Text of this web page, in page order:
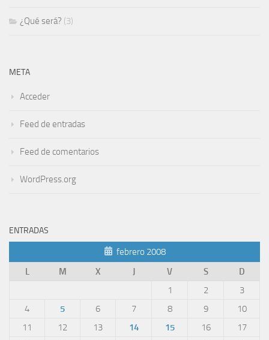
¿Qué será? (3)
META
Acceder
Feed de entradas
Feed de comentarios
WordPress.org
ENTRADAS
febrero 2008
L
M X J V S
D
1
2
3
4
5 6 7 8 9
10
11
12 13 14 15 16
17